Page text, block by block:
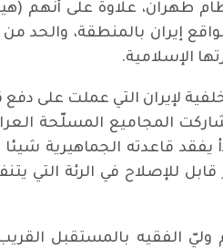
طهران، علاوة على أنّهم
إيران بالمنطقة، والحد
الإسلامية.
لإيران التي عملت على
المجاميع المسلّحة
قاعدته الجماهيرية
للإصلاح في الرئة التي
وليّ الفقيه بالمستقبل